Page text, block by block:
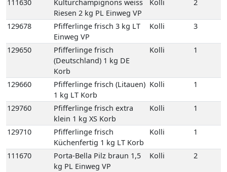
111630
Kulturchampignons weiss
Riesen 2 kg PL Einweg VP
Kolli 2
129678
Pfifferlinge frisch 3 kg LT
Einweg VP
Kolli 3
129650
Pfifferlinge frisch
(Deutschland) 1 kg DE
Korb
Kolli 1
129660
Pfifferlinge frisch (Litauen)
1 kg LT Korb
Kolli 1
129760
Pfifferlinge frisch extra
klein 1 kg XS Korb
Kolli 1
129710
Pfifferlinge frisch
Küchenfertig 1 kg LT Korb
Kolli 1
111670
Porta-Bella Pilz braun 1,5
kg PL Einweg VP
Kolli 2